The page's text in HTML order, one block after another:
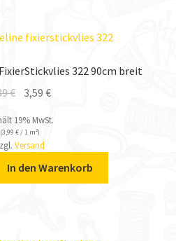
322 90cm breit
€ 3,59€
19% MwSt.
(3,99 €/ 1 m²)
Versand
In den Warenkorb